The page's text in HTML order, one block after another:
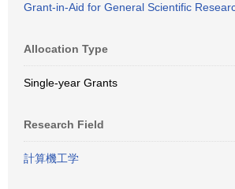
Grant-in-Aid for General Scientific
Allocation Type
Single-year Grants
Research Field
計算機工学